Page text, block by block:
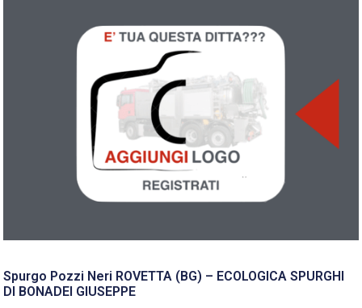
Spurgo Pozzi Neri ROVETTA (BG) – ECOLOGICA SPURGHI
DI BONADEI GIUSEPPE